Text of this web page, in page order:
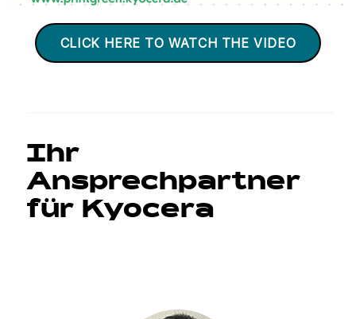
CLICK HERE TO WATCH THE VIDEO
Ihr
Ansprechpartner
für Kyocera